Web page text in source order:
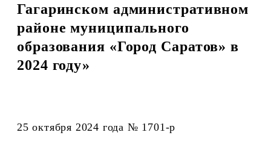
Гагаринском административном
районе муниципального
образования «Город Саратов» в
2024 году»
25 октября 2024 года № 1701-р